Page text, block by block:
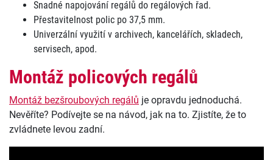
Snadné napojování regálů do regálových řad.
Přestavitelnost polic po 37,5 mm.
Univerzální využití v archivech, kancelářích, skladech,
servisech, apod.
Montáž policových regálů
Montáž bezšroubových regálů je opravdu jednoduchá.
Nevěříte? Podívejte se na návod, jak na to. Zjistíte, že to
zvládnete levou zadní.